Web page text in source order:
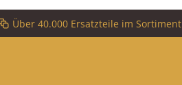
Über 40.000 Ersatzteile im Sortiment